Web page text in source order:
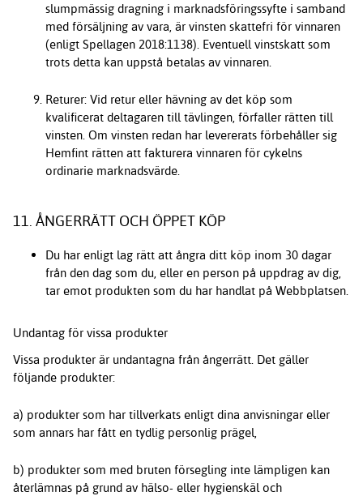
slumpmässig dragning i marknadsföringssyfte i samband
med försäljning av vara, är vinsten skattefri för vinnaren
(enligt Spellagen 2018:1138). Eventuell vinstskatt som
trots detta kan uppstå betalas av vinnaren.
Returer: Vid retur eller hävning av det köp som
kvalificerat deltagaren till tävlingen, förfaller rätten till
vinsten. Om vinsten redan har levererats förbehåller sig
Hemfint rätten att fakturera vinnaren för cykelns
ordinarie marknadsvärde.
11. ÅNGERRÄTT OCH ÖPPET KÖP
Du har enligt lag rätt att ångra ditt köp inom 30 dagar
från den dag som du, eller en person på uppdrag av dig,
tar emot produkten som du har handlat på Webbplatsen.
Undantag för vissa produkter
Vissa produkter är undantagna från ångerrätt. Det gäller
följande produkter:
a) produkter som har tillverkats enligt dina anvisningar eller
som annars har fått en tydlig personlig prägel,
b) produkter som med bruten försegling inte lämpligen kan
återlämnas på grund av hälso- eller hygienskäl och